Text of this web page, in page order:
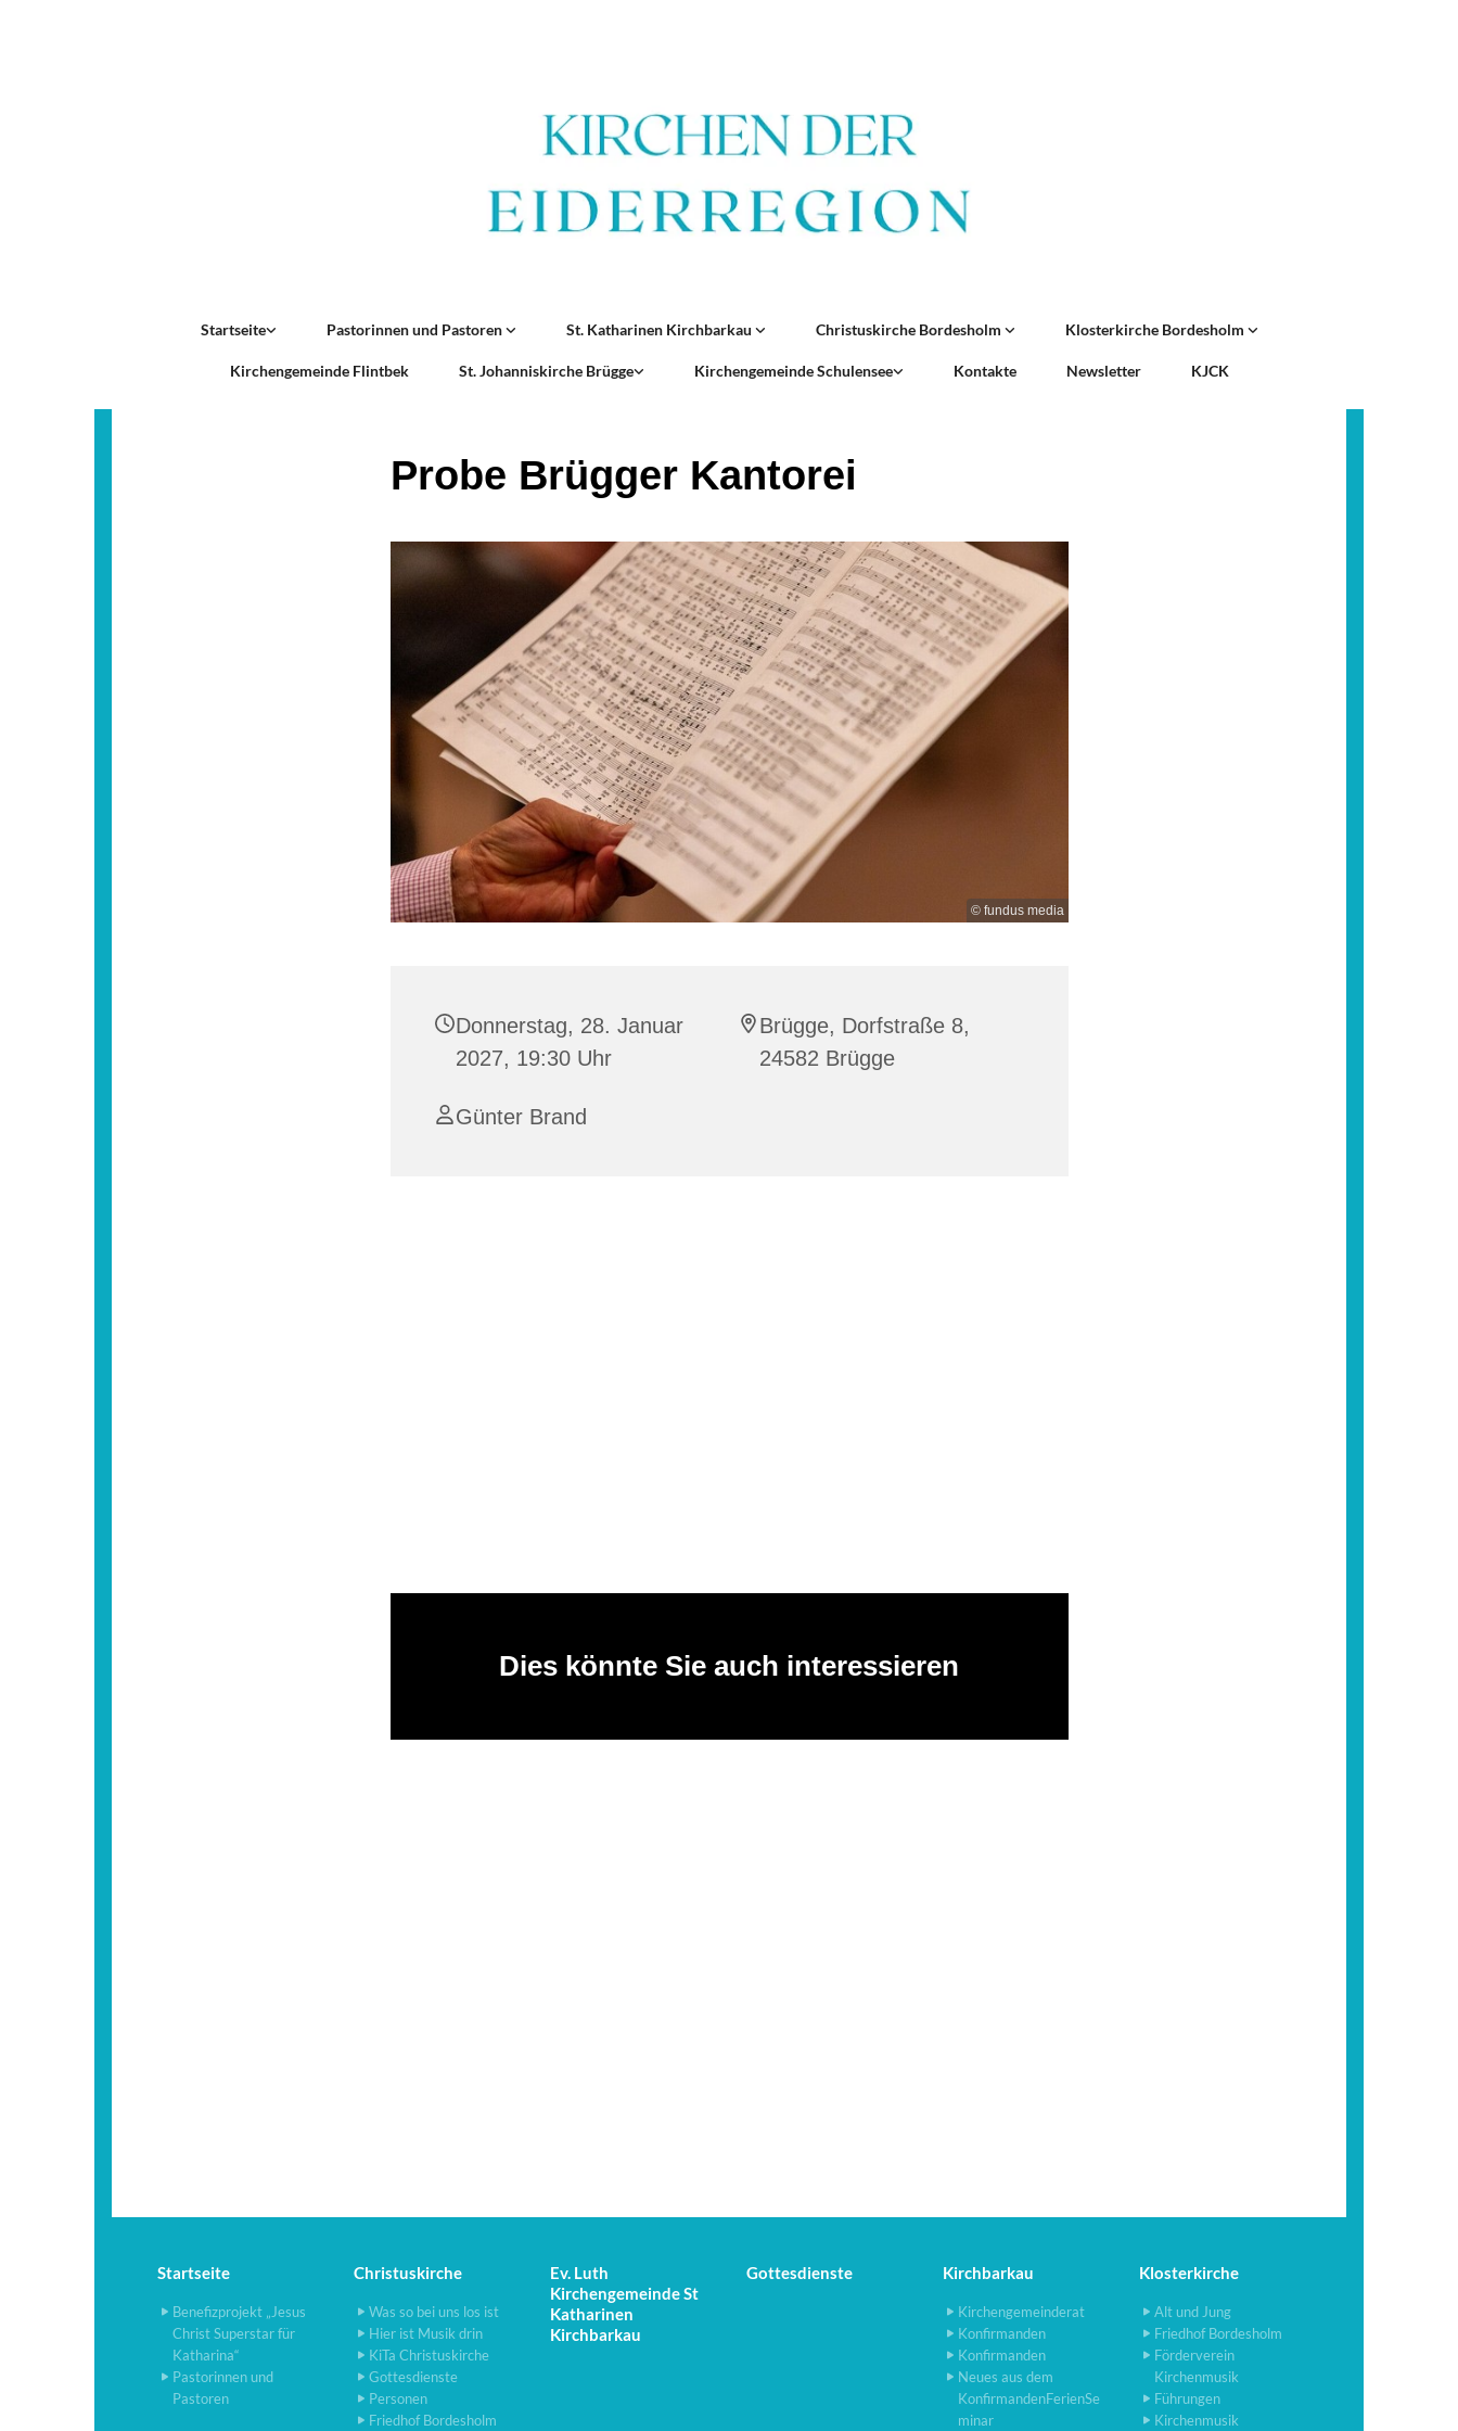
Startseite Pastorinnen und Pastoren St. Katharinen Kirchbarkau Christuskirche Bordesholm Klosterkirche Bordesholm
Kirchengemeinde Flintbek St. Johanniskirche Brügge Kirchengemeinde Schulensee Kontakte Newsletter KJCK
Probe Brügger Kantorei
© fundus media
Donnerstag, 28. Januar
2027, 19:30 Uhr
Brügge, Dorfstraße 8,
24582 Brügge
Günter Brand
Dies könnte Sie auch interessieren
Startseite
Benefizprojekt „Jesus
Christ Superstar für
Katharina“
Pastorinnen und
Pastoren
Christuskirche
Was so bei uns los ist
Hier ist Musik drin
KiTa Christuskirche
Gottesdienste
Personen
Friedhof Bordesholm
Ev. Luth
Kirchengemeinde St
Katharinen
Kirchbarkau
Gottesdienste Kirchbarkau
Kirchengemeinderat
Konfirmanden
Konfirmanden
Neues aus dem
KonfirmandenFerienSe
minar
Klosterkirche
Alt und Jung
Friedhof Bordesholm
Förderverein
Kirchenmusik
Führungen
Kirchenmusik